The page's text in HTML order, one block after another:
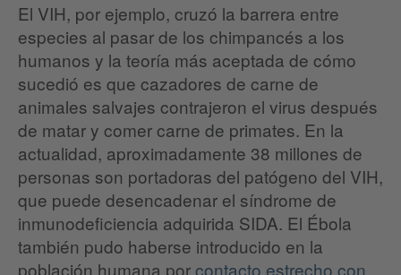
El VIH, por ejemplo, cruzó la barrera entre
especies al pasar de los chimpancés a los
humanos y la teoría más aceptada de cómo
sucedió es que cazadores de carne de
animales salvajes contrajeron el virus después
de matar y comer carne de primates. En la
actualidad, aproximadamente 38 millones de
personas son portadoras del patógeno del VIH,
que puede desencadenar el síndrome de
inmunodeficiencia adquirida SIDA. El Ébola
también pudo haberse introducido en la
población humana porcontacto estrecho con